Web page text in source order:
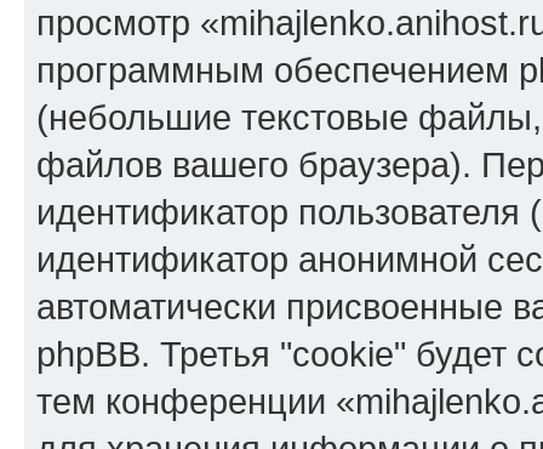
просмотр
программным обеспечением
(небольшие текстовые
файлов вашего браузера).
идентификатор
идентификатор анонимной
автоматически присвоенные
phpBB. Третья "cookie" будет
тем конференции